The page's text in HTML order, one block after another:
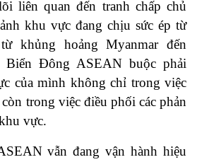
liên quan đến tranh chấp chủ
khu vực đang chịu sức ép từ
khủng hoảng Myanmar đến
Biển Đông ASEAN buộc phải
của mình không chỉ trong việc
trong việc điều phối các phản
vực.
vẫn đang vận hành hiệu